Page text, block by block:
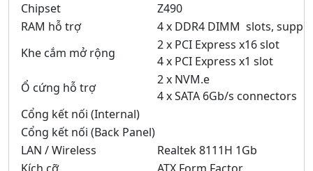
Chipset
Z490
RAM hỗ trợ
4 x DDR4 DIMM slots,
Khe cắm mở rộng
2 x PCI Express x16 slot
4 x PCI Express x1 slot
Ổ cứng hỗ trợ
2 x NVM.e
4 x SATA 6Gb/s connectors
Cổng kết nối (Internal)
Cổng kết nối (Back Panel)
LAN / Wireless
Realtek 8111H 1Gb